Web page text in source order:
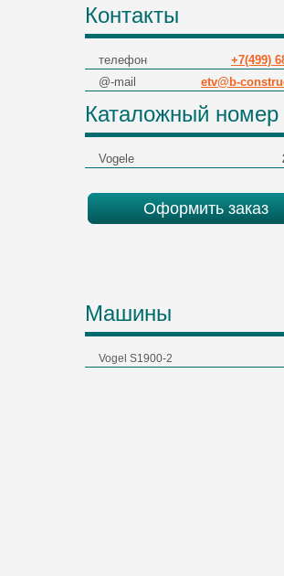
Контакты
телефон
+7(499)
@-mail
etv@b-
Каталожный номер
Vogele
Оформить заказ
Машины
Vogel S1900-2